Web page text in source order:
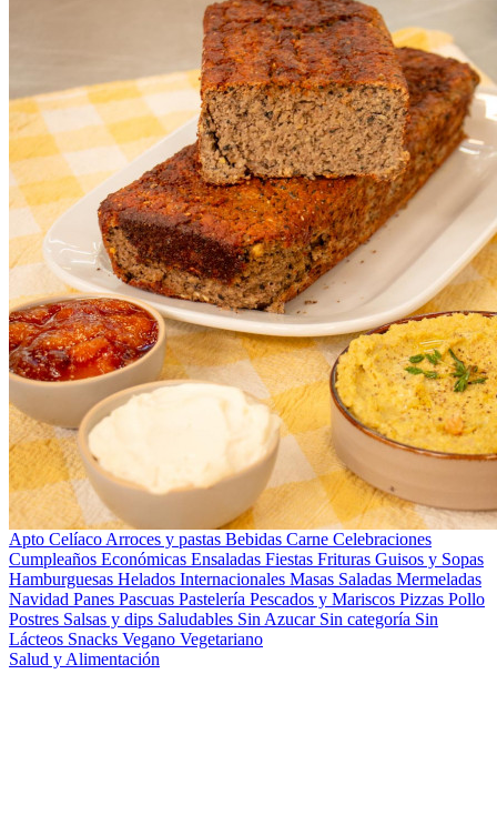
Apto Celíaco Arroces y pastas Bebidas Carne Celebraciones
Cumpleaños Económicas Ensaladas Fiestas Frituras Guisos y Sopas
Hamburguesas Helados Internacionales Masas Saladas Mermeladas
Navidad Panes Pascuas Pastelería Pescados y Mariscos Pizzas Pollo
Postres Salsas y dips Saludables Sin Azucar Sin categoría Sin
Lácteos Snacks Vegano Vegetariano
Salud y Alimentación